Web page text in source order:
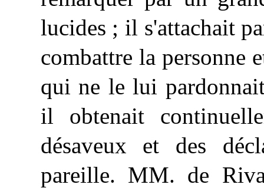
lucides ; il s'attachait
combattre la personne
qui ne le lui
il obtenait
désaveux et des
pareille. MM. de